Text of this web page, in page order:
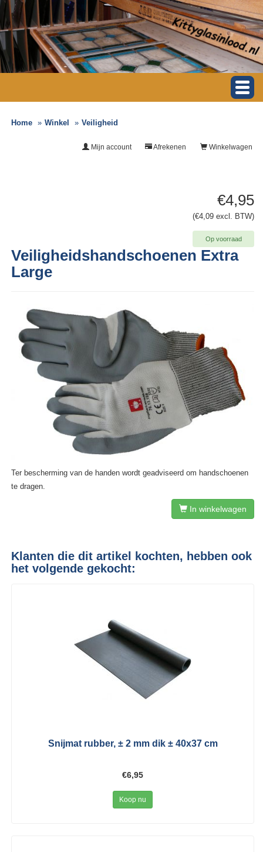
Home Winkel Veiligheid
Winkelwagen
Afrekenen
Mijn account
€4,95
(€4,09 excl. BTW)
Op voorraad
Veiligheidshandschoenen Extra
Large
Ter bescherming van de handen wordt geadviseerd om handschoenen
te dragen.
In winkelwagen
Klanten die dit artikel kochten, hebben ook
het volgende gekocht:
Snijmat rubber, ± 2 mm dik ± 40x37 cm
€6,95
Koop nu